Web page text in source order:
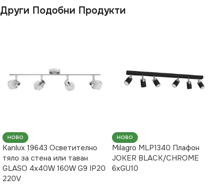
Други Подобни Продукти
НОВО
Kanlux 19643 Осветително
тяло за стена или таван
GLASO 4x40W 160W G9 IP20
220V
НОВО
Milagro MLP1340 Плафон
JOKER BLACK/CHROME
6xGU10